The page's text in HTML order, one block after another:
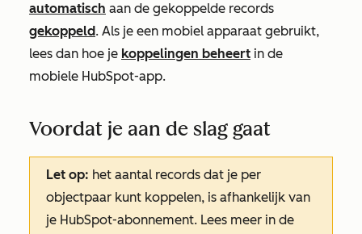
automatisch aan de gekoppelde records
gekoppeld. Als je een mobiel apparaat gebruikt,
lees dan hoe je koppelingen beheert in de
mobiele HubSpot-app.
Voordat je aan de slag gaat
Let op: het aantal records dat je per
objectpaar kunt koppelen, is afhankelijk van
je HubSpot-abonnement. Lees meer in de